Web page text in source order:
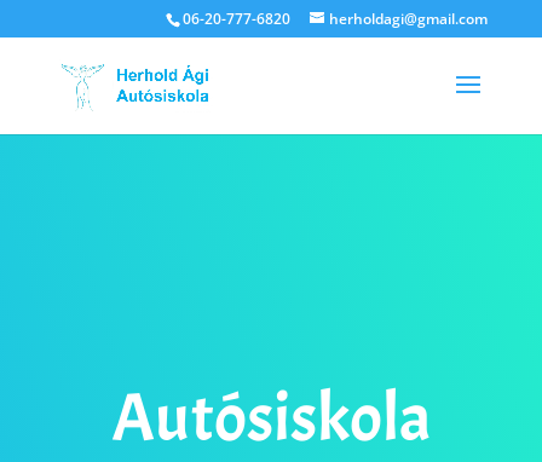
06-20-777-6820 herholdagi@gmail.com
Autósiskola